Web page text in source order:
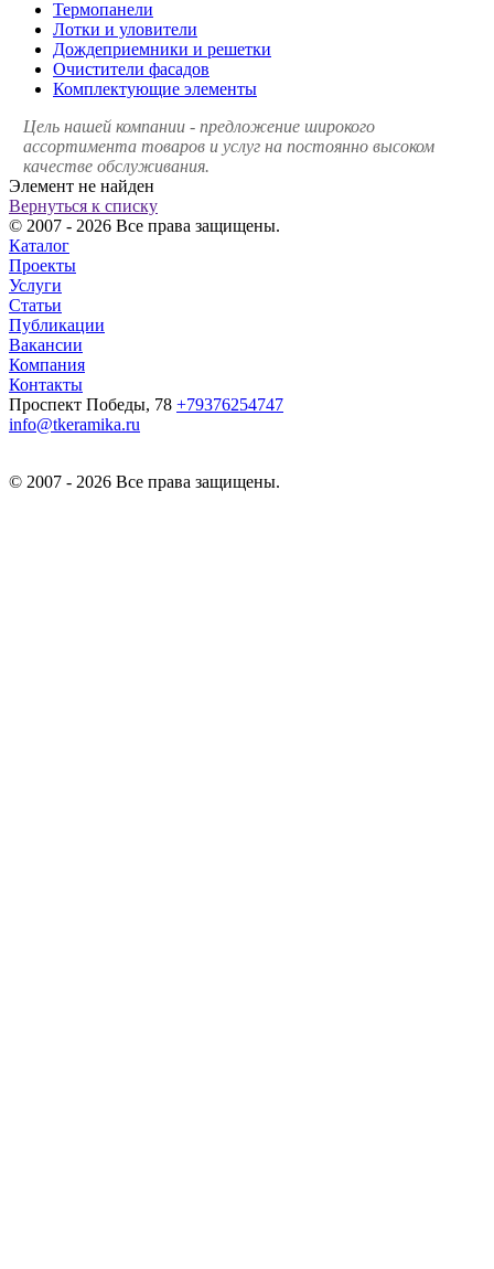
Термопанели
Лотки и уловители
Дождеприемники и решетки
Очистители фасадов
Комплектующие элементы
Цель нашей компании - предложение широкого
ассортимента товаров и услуг на постоянно высоком
качестве обслуживания.
Элемент не найден
Вернуться к списку
© 2007 - 2026 Все права защищены.
Каталог
Проекты
Услуги
Статьи
Публикации
Вакансии
Компания
Контакты
Проспект Победы, 78 +79376254747
info@tkeramika.ru
© 2007 - 2026 Все права защищены.